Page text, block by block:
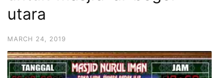
utara
MARCH 24, 2019